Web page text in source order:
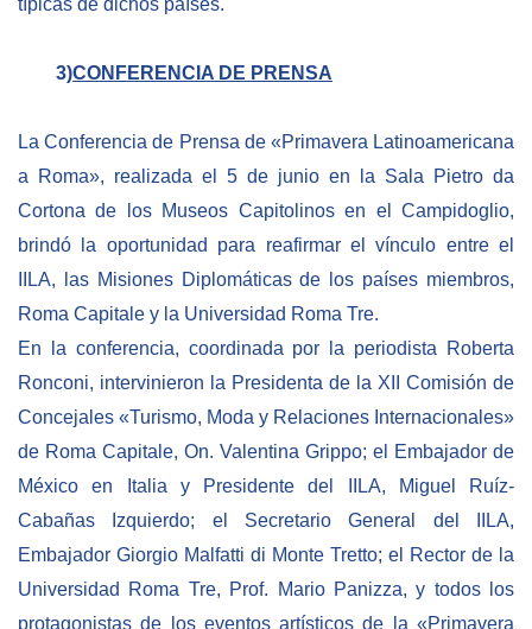
típicas de dichos países.
3)CONFERENCIA DE PRENSA
La Conferencia de Prensa de «Primavera Latinoamericana
a Roma», realizada el 5 de junio en la Sala Pietro da
Cortona de los Museos Capitolinos en el Campidoglio,
brindó la oportunidad para reafirmar el vínculo entre el
IILA, las Misiones Diplomáticas de los países miembros,
Roma Capitale y la Universidad Roma Tre.
En la conferencia, coordinada por la periodista Roberta
Ronconi, intervinieron la Presidenta de la XII Comisión de
Concejales «Turismo, Moda y Relaciones Internacionales»
de Roma Capitale, On. Valentina Grippo; el Embajador de
México en Italia y Presidente del IILA, Miguel Ruíz-
Cabañas Izquierdo; el Secretario General del IILA,
Embajador Giorgio Malfatti di Monte Tretto; el Rector de la
Universidad Roma Tre, Prof. Mario Panizza, y todos los
protagonistas de los eventos artísticos de la «Primavera